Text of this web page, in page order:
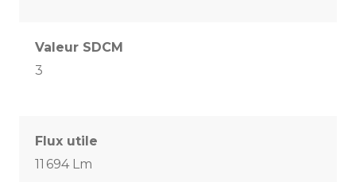
Valeur SDCM
3
Flux utile
11 694 Lm